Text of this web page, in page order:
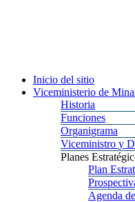
Inicio del sitio
Viceministerio de
Historia
Funciones
Organigrama
Viceministro y
Planes
Plan
Agenda